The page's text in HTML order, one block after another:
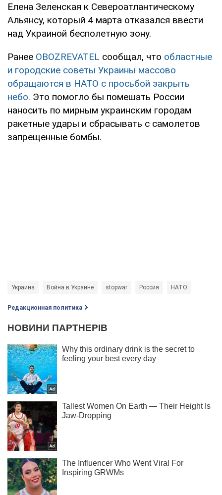
Елена Зеленская к Североатлантическому
Альянсу, который 4 марта отказался ввести
над Украиной бесполетную зону.
Ранее OBOZREVATEL сообщал, что областные
и городские советы Украины массово
обращаются в НАТО с просьбой закрыть
небо. Это помогло бы помешать России
наносить по мирным украинским городам
ракетные удары и сбрасывать с самолетов
запрещенные бомбы.
Украина Война в Украине stopwar Россия НАТО
Редакционная политика